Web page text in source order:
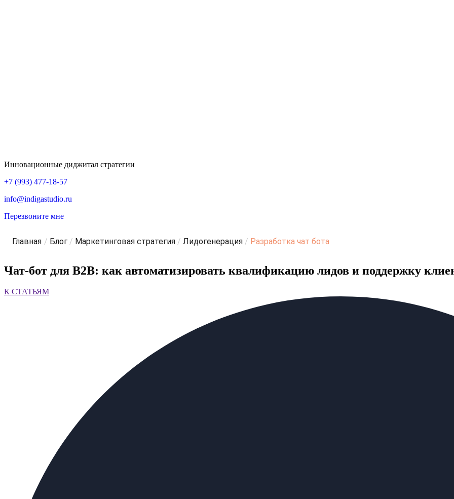
Инновационные диджитал стратегии
+7 (993) 477-18-57
info@indigastudio.ru
Перезвоните мне
Главная / Блог / Маркетинговая стратегия / Лидогенерация / Разработка чат бота
Чат-бот для B2B: как автоматизировать квалификацию лидов и поддержку
К СТАТЬЯМ